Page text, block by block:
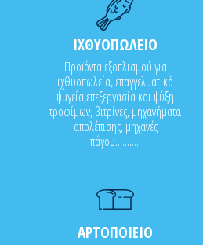
ΙΧΘΥΟΠΩΛΕΙΟ
Προϊόντα εξοπλισμού για
ιχθυοπωλεία, επαγγελματικά
ψυγεία,επεξεργασία και ψύξη
τροφίμων, βιτρίνες, μηχανήματα
απολέπισης, μηχανές
πάγου...........
ΑΡΤΟΠΟΙΕΙΟ